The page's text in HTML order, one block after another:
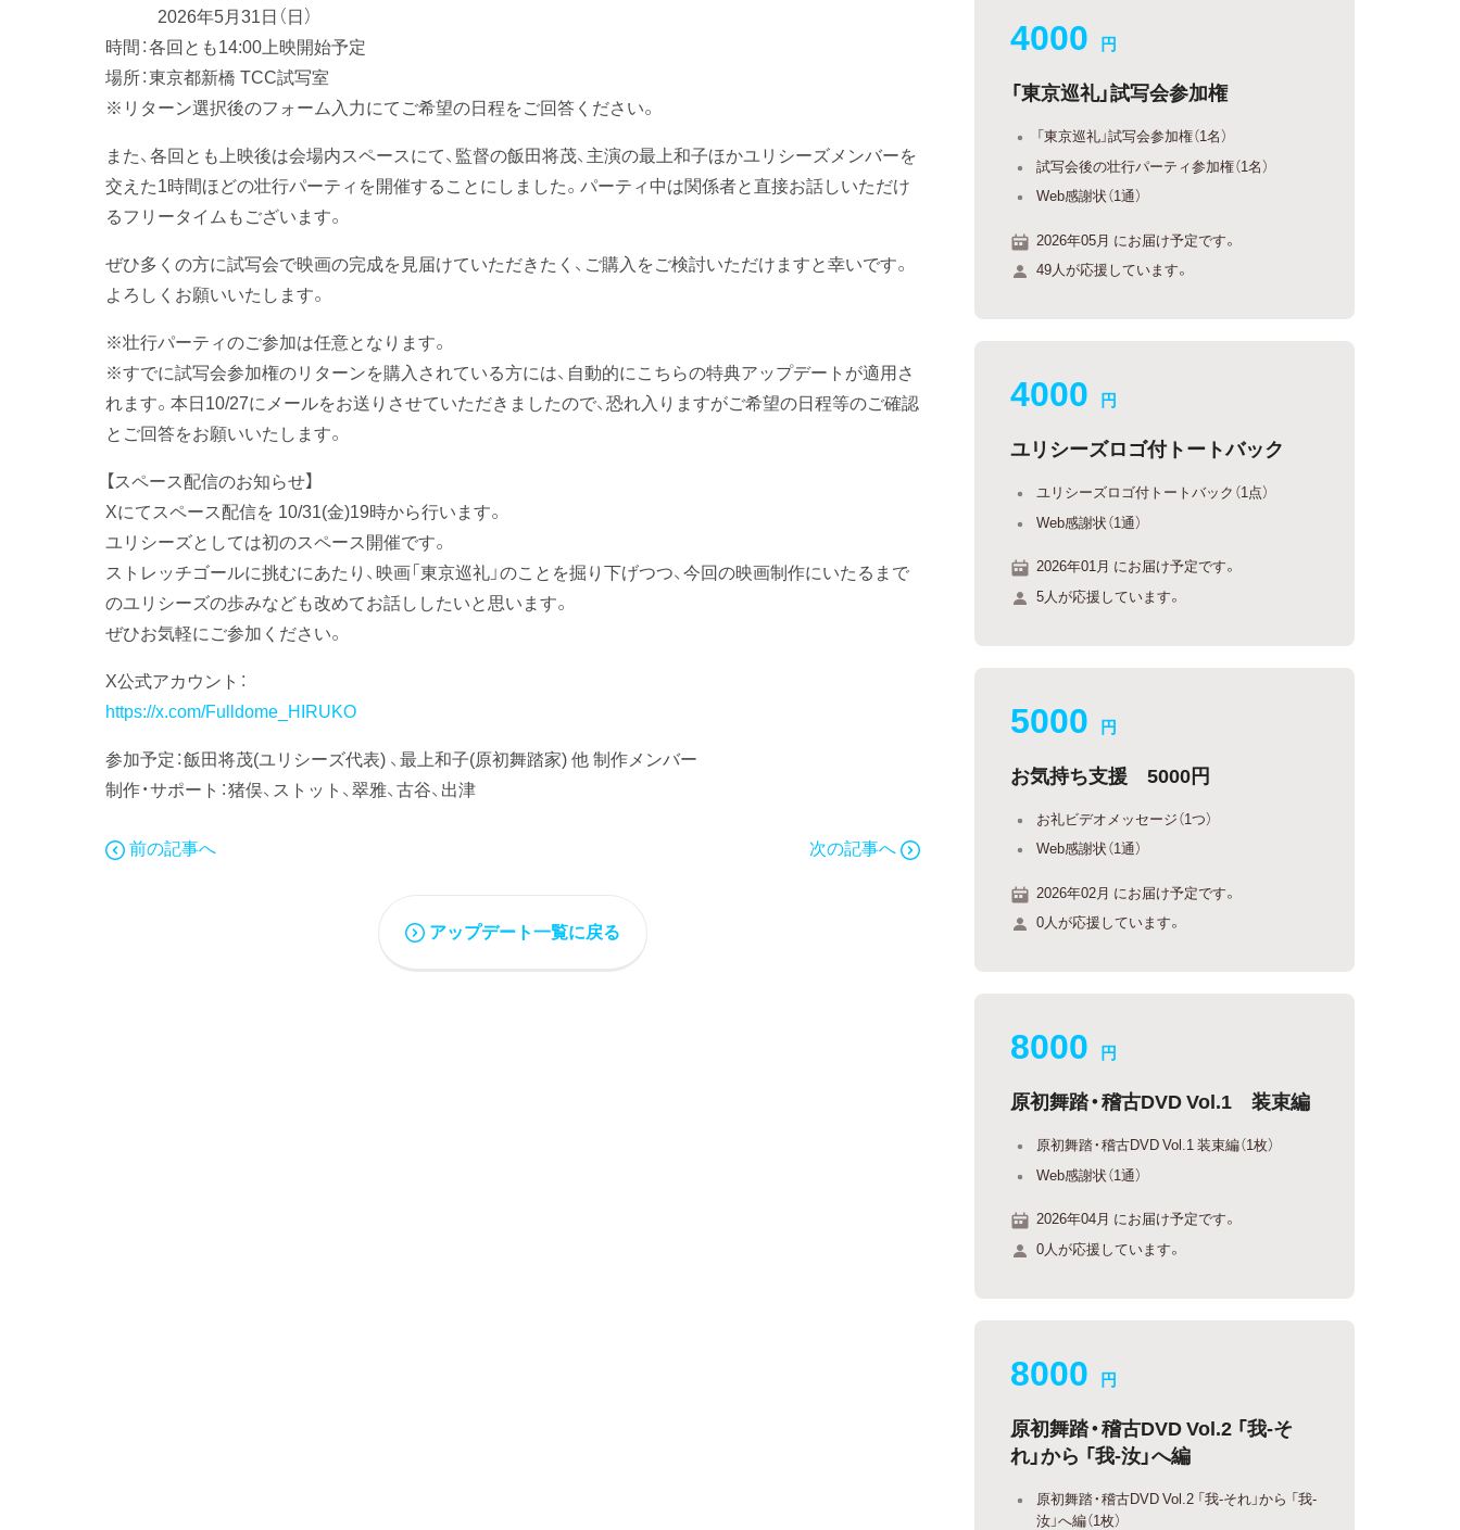
2026年5月31日（日）
時間：各回とも14:00上映開始予定
場所：東京都新橋 TCC試写室
※リターン選択後のフォーム入力にてご希望の日程をご回答ください。
また、各回とも上映後は会場内スペースにて、監督の飯田将茂、主演の最上和子ほかユリシーズメンバーを
交えた1時間ほどの壮行パーティを開催することにしました。パーティ中は関係者と直接お話しいただけ
るフリータイムもございます。
ぜひ多くの方に試写会で映画の完成を見届けていただきたく、ご購入をご検討いただけますと幸いです。
よろしくお願いいたします。
※壮行パーティのご参加は任意となります。
※すでに試写会参加権のリターンを購入されている方には、自動的にこちらの特典アップデートが適用さ
れます。本日10/27にメールをお送りさせていただきましたので、恐れ入りますがご希望の日程等のご確認
とご回答をお願いいたします。
【スペース配信のお知らせ】
Xにてスペース配信を 10/31(金)19時から行います。
ユリシーズとしては初のスペース開催です。
ストレッチゴールに挑むにあたり、映画「東京巡礼」のことを掘り下げつつ、今回の映画制作にいたるまで
のユリシーズの歩みなども改めてお話ししたいと思います。
ぜひお気軽にご参加ください。
X公式アカウント：
https://x.com/Fulldome_HIRUKO
参加予定：飯田将茂(ユリシーズ代表) 、最上和子(原初舞踏家) 他 制作メンバー
制作・サポート：猪俣、ストット、翠雅、古谷、出津
前の記事へ 次の記事へ
アップデート一覧に戻る
4000 円
「東京巡礼」試写会参加権
「東京巡礼」試写会参加権（1名）
試写会後の壮行パーティ参加権（1名）
Web感謝状（1通）
2026年05月 にお届け予定です。
49人が応援しています。
4000 円
ユリシーズロゴ付トートバック
ユリシーズロゴ付トートバック（1点）
Web感謝状（1通）
2026年01月 にお届け予定です。
5人が応援しています。
5000 円
お気持ち支援 5000円
お礼ビデオメッセージ（1つ）
Web感謝状（1通）
2026年02月 にお届け予定です。
0人が応援しています。
8000 円
原初舞踏・稽古DVD Vol.1 装束編
原初舞踏・稽古DVD Vol.1 装束編（1枚）
Web感謝状（1通）
2026年04月 にお届け予定です。
0人が応援しています。
8000 円
原初舞踏・稽古DVD Vol.2 「我-そ
れ」から 「我-汝」へ編
原初舞踏・稽古DVD Vol.2 「我-それ」から 「我-
汝」へ編（1枚）